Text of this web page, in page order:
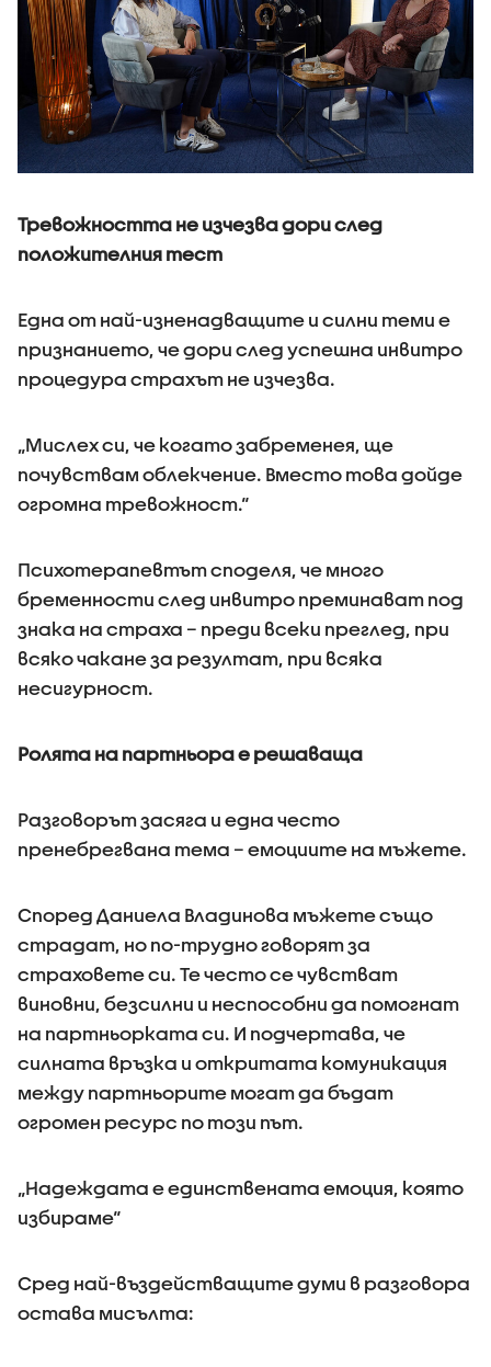
Тревожността не изчезва дори след
положителния тест
Една от най-изненадващите и силни теми е
признанието, че дори след успешна инвитро
процедура страхът не изчезва.
„Мислех си, че когато забременея, ще
почувствам облекчение. Вместо това дойде
огромна тревожност.“
Психотерапевтът споделя, че много
бременности след инвитро преминават под
знака на страха – преди всеки преглед, при
всяко чакане за резултат, при всяка
несигурност.
Ролята на партньора е решаваща
Разговорът засяга и една често
пренебрегвана тема – емоциите на мъжете.
Според Даниела Владинова мъжете също
страдат, но по-трудно говорят за
страховете си. Те често се чувстват
виновни, безсилни и неспособни да помогнат
на партньорката си. И подчертава, че
силната връзка и откритата комуникация
между партньорите могат да бъдат
огромен ресурс по този път.
„Надеждата е единствената емоция, която
избираме“
Сред най-въздействащите думи в разговора
остава мисълта: